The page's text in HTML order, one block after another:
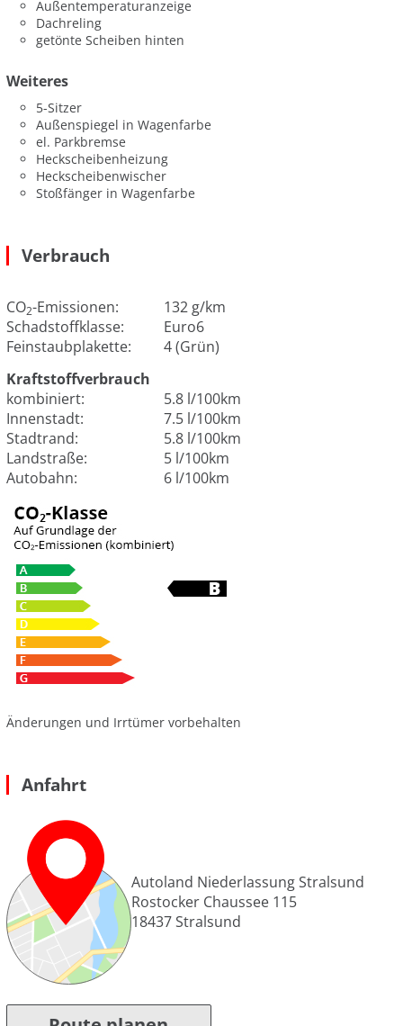
Außentemperaturanzeige
Dachreling
getönte Scheiben hinten
Weiteres
5-Sitzer
Außenspiegel in Wagenfarbe
el. Parkbremse
Heckscheibenheizung
Heckscheibenwischer
Stoßfänger in Wagenfarbe
Verbrauch
CO2-Emissionen:
132 g/km
Schadstoffklasse:
Euro6
Feinstaubplakette:
4 (Grün)
Kraftstoffverbrauch
kombiniert:
5.8 l/100km
Innenstadt:
7.5 l/100km
Stadtrand:
5.8 l/100km
Landstraße:
5 l/100km
Autobahn:
6 l/100km
Änderungen und Irrtümer vorbehalten
Anfahrt
Autoland Niederlassung Stralsund
Rostocker Chaussee 115
18437Stralsund